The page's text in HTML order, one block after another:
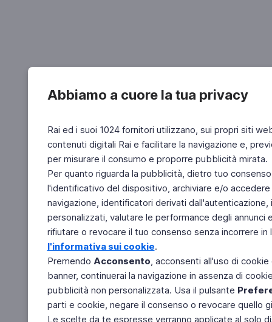
Abbiamo a cuore la tua privacy
Rai ed i suoi 1024 fornitori utilizzano, sui propri siti
contenuti digitali Rai e facilitare la navigazione e,
per misurare il consumo e proporre pubblicità mirata.
Per quanto riguarda la pubblicità, dietro tuo
l'identificativo del dispositivo, archiviare e/o
navigazione, identificatori derivati
personalizzati, valutare le performance degli
rifiutare o revocare il tuo consenso senza incorrere
l'informativa sui cookie.
Premendo Acconsento, acconsenti all'uso di
banner, continuerai la navigazione in assenza di
pubblicità non personalizzata. Usa il pulsante
parti e cookie, negare il consenso o revocare quello
Le scelte da te espresse verranno applicate al solo